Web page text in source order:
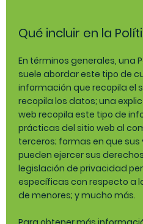
Qué incluir en la
En términos generales, una
suele abordar este tipo de
información que recopila el
recopila los datos; una
web recopila este tipo de
prácticas del sitio web al
terceros; formas en que
pueden ejercer sus
legislación de privacidad
específicas con respecto a
de menores; y mucho más.